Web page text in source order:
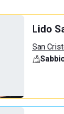
Lido
San